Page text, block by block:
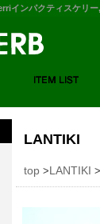
インパクティスケリ
LANTIKI
top >LANTIKI >